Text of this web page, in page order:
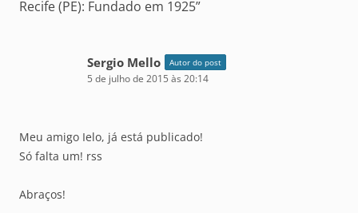
Recife (PE): Fundado em 1925”
Sergio Mello Autor do post
5 de julho de 2015 às 20:14
Meu amigo Ielo, já está publicado!
Só falta um! rss
Abraços!